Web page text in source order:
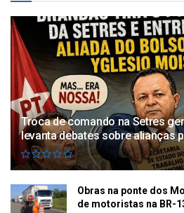
Troca de comando na Setres
levanta debates sobre alianças
Obras na ponte dos
de motoristas na BR-